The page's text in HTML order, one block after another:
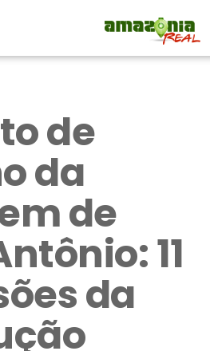
de
da
de
11
da